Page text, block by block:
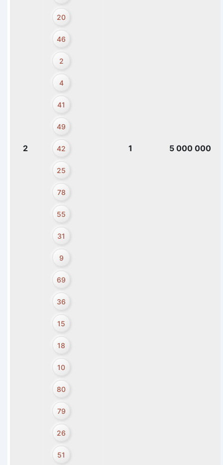
2
20
46
2
4
41
49
42
25
78
55
31
9
69
36
15
18
10
80
79
26
51
1 5 000 000